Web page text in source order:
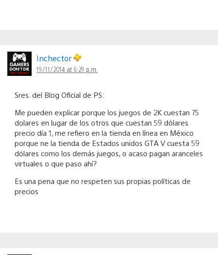
Inchector
19/11/2014 at 6:29 p.m.
Sres. del Blog Oficial de PS:
Me pueden explicar porque los juegos de 2K cuestan 75
dolares en lugar de los otros que cuestan 59 dólares
precio día 1, me refiero en la tienda en línea en México
porque ne la tienda de Estados unidos GTA V cuesta 59
dólares como los demás juegos, o acaso pagan aranceles
virtuales o que paso ahí?
Es una pena que no respeten sus propias políticas de
precios